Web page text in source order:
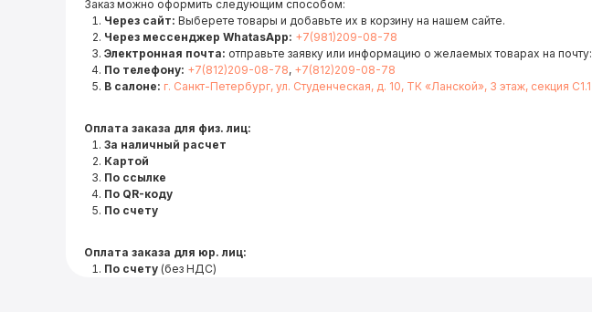
Заказ можно оформить следующим способом:
Через сайт: Выберете товары и добавьте их в корзину на нашем сайте.
Через мессенджер WhatasApp: +7(981)209-08-78
Электронная почта: отправьте заявку или информацию о желаемых товарах на почту:
По телефону: +7(812)209-08-78, +7(812)209-08-78
В салоне: г. Санкт-Петербург, ул. Студенческая, д. 10, ТК «Ланской», 3 этаж, секция С1.1
Оплата заказа для физ. лиц:
За наличный расчет
Картой
По ссылке
По QR-коду
По счету
Оплата заказа для юр. лиц:
По счету (без НДС)